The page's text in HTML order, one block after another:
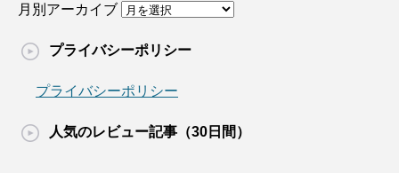
月別アーカイブ
プライバシーポリシー
プライバシーポリシー
人気のレビュー記事（30日間）